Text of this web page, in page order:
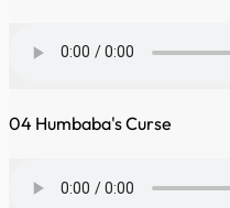
04 Humbaba's Curse